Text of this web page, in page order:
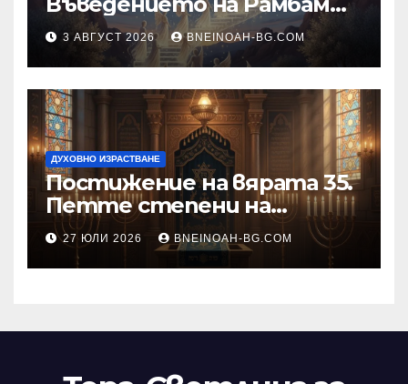
към Тринадесетте Основи
3 АВГУСТ 2026 BNEINOAH-BG.COM
ДУХОВНО ИЗРАСТВАНЕ
Постижение на вярата 35.
Петте степени на
разкриване на истината
като основа на вярата
27 ЮЛИ 2026 BNEINOAH-BG.COM